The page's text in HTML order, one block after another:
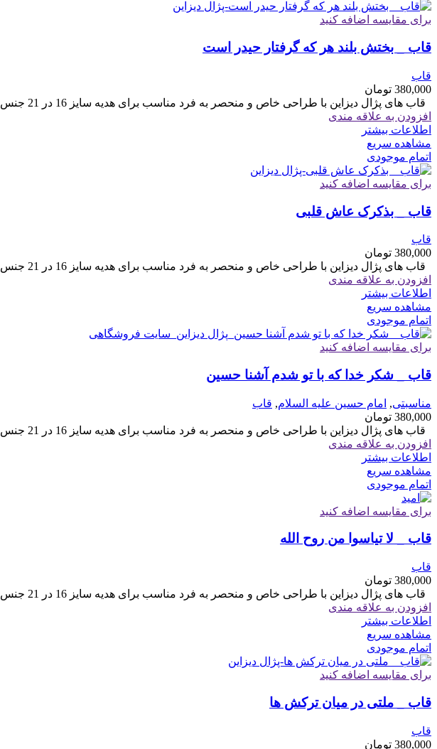
برای مقایسه اضافه کنید
قاب _ بختش بلند هر که گرفتار حیدر است
قاب
380,000 تومان
قاب های پژال دیزاین با طراحی خاص و منحصر به فرد مناسب برای هدیه سایز 16 در 21 جنس
افزودن به علاقه مندی
اطلاعات بیشتر
مشاهده سریع
اتمام موجودی
برای مقایسه اضافه کنید
قاب _ بذکرک عاش قلبی
قاب
380,000 تومان
قاب های پژال دیزاین با طراحی خاص و منحصر به فرد مناسب برای هدیه سایز 16 در 21 جنس
افزودن به علاقه مندی
اطلاعات بیشتر
مشاهده سریع
اتمام موجودی
برای مقایسه اضافه کنید
قاب _ شکر خدا که با تو شدم آشنا حسین
مناسبتی, امام حسین علیه السلام, قاب
380,000 تومان
قاب های پژال دیزاین با طراحی خاص و منحصر به فرد مناسب برای هدیه سایز 16 در 21 جنس
افزودن به علاقه مندی
اطلاعات بیشتر
مشاهده سریع
اتمام موجودی
برای مقایسه اضافه کنید
قاب _ لا تیاسوا من روح الله
قاب
380,000 تومان
قاب های پژال دیزاین با طراحی خاص و منحصر به فرد مناسب برای هدیه سایز 16 در 21 جنس
افزودن به علاقه مندی
اطلاعات بیشتر
مشاهده سریع
اتمام موجودی
برای مقایسه اضافه کنید
قاب _ ملتی در میان ترکش ها
قاب
380,000 تومان